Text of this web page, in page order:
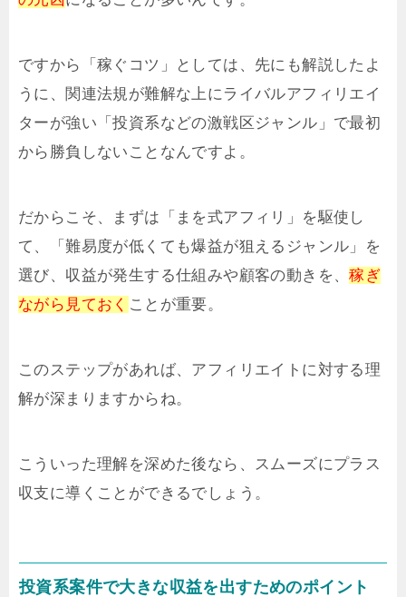
ですから「稼ぐコツ」としては、先にも解説したよ
うに、関連法規が難解な上にライバルアフィリエイ
ターが強い「投資系などの激戦区ジャンル」で最初
から勝負しないことなんですよ。
だからこそ、まずは「まを式アフィリ」を駆使し
て、「難易度が低くても爆益が狙えるジャンル」を
選び、収益が発生する仕組みや顧客の動きを、稼ぎ
ながら見ておく ことが重要。
このステップがあれば、アフィリエイトに対する理
解が深まりますからね。
こういった理解を深めた後なら、スムーズにプラス
収支に導くことができるでしょう。
投資系案件で大きな収益を出すためのポイント